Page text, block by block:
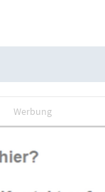
Werbung